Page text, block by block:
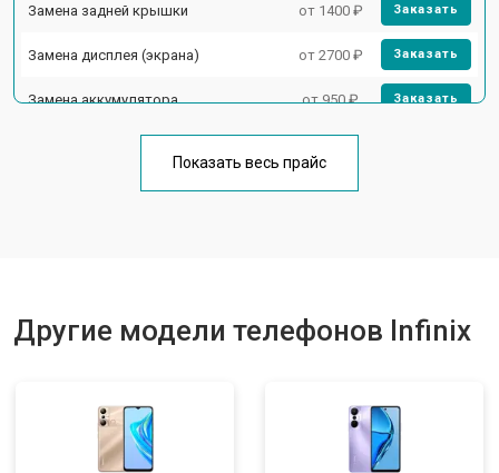
Замена задней крышки от 1400 ₽ Заказать
Замена дисплея (экрана) от 2700 ₽ Заказать
Замена аккумулятора от 950 ₽ Заказать
Ремонт цепи питания от 3200 ₽
Показать весь прайс
Другие модели телефонов Infinix